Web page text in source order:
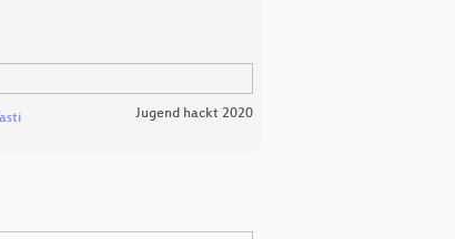
Jugend hackt 2020